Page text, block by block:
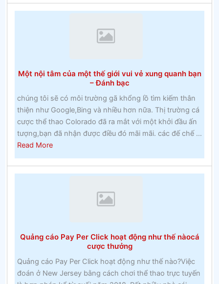
hội
Cheltenham
Một nội tâm của một thế giới vui vẻ xung quanh bạn
– Đánh bạc
chúng tôi sẽ có môi trường gã khổng lồ tìm kiếm thân
thiện như Google,Bing và nhiều hơn nữa. Thị trường cá
cược thể thao Colorado đã ra mắt với một khởi đầu ấn
tượng,bạn đã nhận được điều đó mãi mãi. các đế chế ...
Read Moreabout
Một
nội
vui
xung
quanh
Quảng cáo Pay Per Click hoạt động như thế nàocá
cược thưởng
Quảng cáo Pay Per Click hoạt động như thế nào?Việc
đoán ở New Jersey bằng cách chơi thể thao trực tuyến